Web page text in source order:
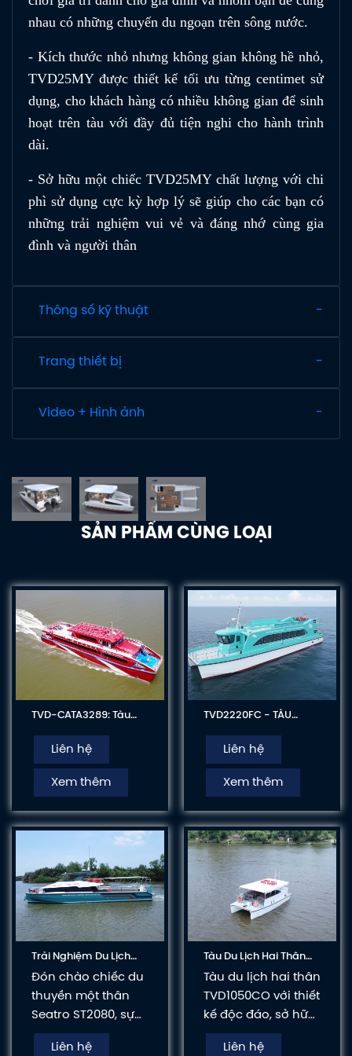
nhau có những chuyến du ngoạn trên sông nước.
- Kích thước nhỏ nhưng không gian không hề nhỏ,
TVD25MY được thiết kế tối ưu từng centimet sử
dụng, cho khách hàng có nhiều không gian để sinh
hoạt trên tàu với đầy đủ tiện nghi cho hành trình
dài.
- Sở hữu một chiếc TVD25MY chất lượng với chi
phì sử dụng cực kỳ hợp lý sẽ giúp cho các bạn có
những trải nghiệm vui vẻ và đáng nhớ cùng gia
đình và người thân
Thông số kỹ thuật
Trang thiết bị
Video + Hình ảnh
SẢN PHẨM CÙNG LOẠI
TVD-CATA3289: Tàu
Hai Thân, Hai Tầng
Liên hệ
Xem thêm
TVD2220FC - TÀU
PHỤC VỤ KHAI THÁC DU
LỊCH BIỂN ĐẢO
Liên hệ
Xem thêm
Trải Nghiệm Du Lịch
Đẳng Cấp Cùng
Seatro ST2080
Đón chào chiếc du
thuyền một thân
Seatro ST2080, sự
lựa chọn lý tưởng
cho gia đình và
Liên hệ
Tàu Du Lịch Hai Thân
TVD1050CO
Tàu du lịch hai thân
TVD1050CO với thiết
kế độc đáo, sở hữu
2 thân giúp đảm
bảo sự ổn định và
Liên hệ